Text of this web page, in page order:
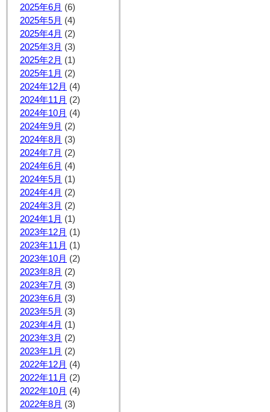
2025年6月 (6)
2025年5月 (4)
2025年4月 (2)
2025年3月 (3)
2025年2月 (1)
2025年1月 (2)
2024年12月 (4)
2024年11月 (2)
2024年10月 (4)
2024年9月 (2)
2024年8月 (3)
2024年7月 (2)
2024年6月 (4)
2024年5月 (1)
2024年4月 (2)
2024年3月 (2)
2024年1月 (1)
2023年12月 (1)
2023年11月 (1)
2023年10月 (2)
2023年8月 (2)
2023年7月 (3)
2023年6月 (3)
2023年5月 (3)
2023年4月 (1)
2023年3月 (2)
2023年1月 (2)
2022年12月 (4)
2022年11月 (2)
2022年10月 (4)
2022年8月 (3)